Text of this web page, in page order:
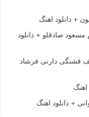
+ دانلود اهنگ
صادقلو + دانلود
قشنگی دارنی فرشاد
+ دانلود اهنگ